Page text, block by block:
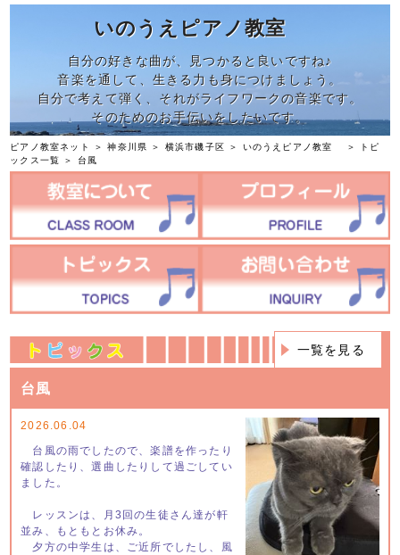
いのうえピアノ教室
自分の好きな曲が、見つかると良いですね♪
音楽を通して、生きる力も身につけましょう。
自分で考えて弾く、それがライフワークの音楽です。
そのためのお手伝いをしたいです。
ピアノ教室ネット ＞神奈川県 ＞ 横浜市磯子区 ＞ いのうえピアノ教室 ＞
トピ
ックス一覧
＞ 台風
一覧を見る
台風
2026.06.04
台風の雨でしたので、楽譜を作ったり
確認したり、選曲したりして過ごしてい
ました。
レッスンは、月3回の生徒さん達が軒
並み、もともとお休み。
夕方の中学生は、ご近所でしたし、風